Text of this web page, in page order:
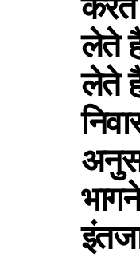
करते
लेते
लेते